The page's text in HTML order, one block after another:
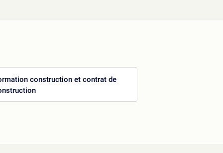
construction et contrat de